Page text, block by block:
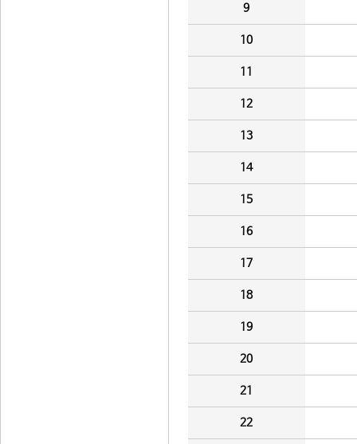
9
10
11
12
13
14
15
16
17
18
19
20
21
22